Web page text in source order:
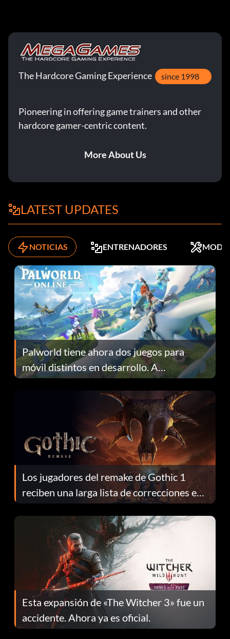
The Hardcore Gaming Experience since 1998
Pioneering in offering game trainers and other
hardcore gamer-centric content.
More About Us
LATEST UPDATES
NOTICIAS ENTRENADORES MODS
Palworld tiene ahora dos juegos para
móvil distintos en desarrollo. A
continuación te explicamos por qué.
Los jugadores del remake de Gothic 1
reciben una larga lista de correcciones en
el parche 1.0.4
Esta expansión de «The Witcher 3» fue un
accidente. Ahora ya es oficial.